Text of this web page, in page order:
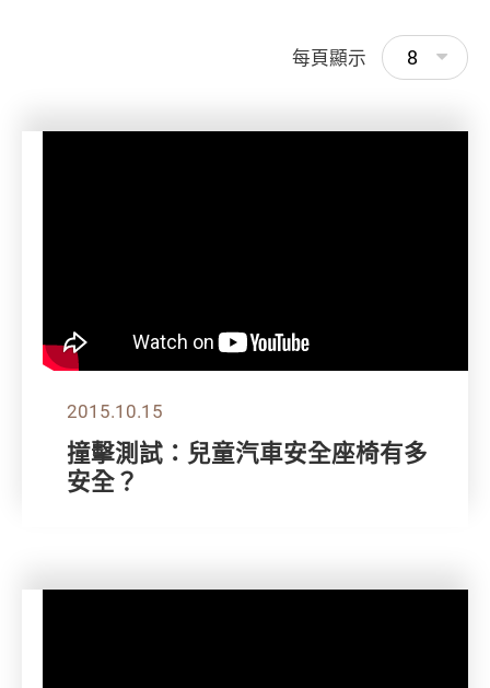
每頁顯示 8
2015.10.15
撞擊測試：兒童汽車安全座椅有多
安全？